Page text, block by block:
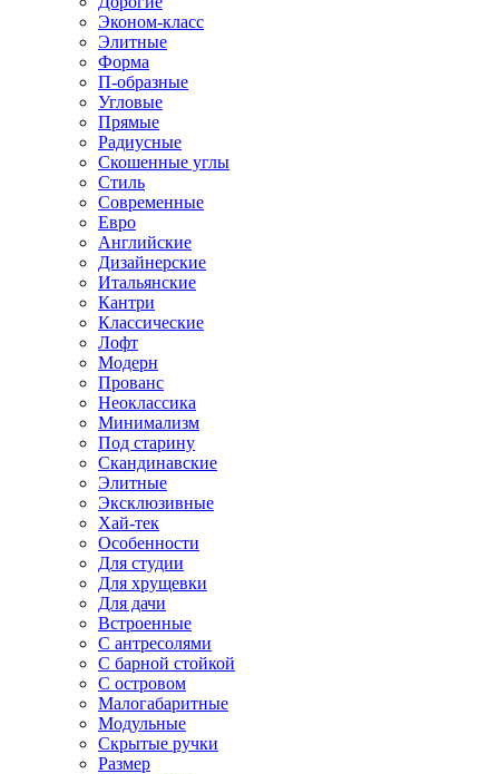
Эконом-класс
Элитные
Форма
П-образные
Угловые
Прямые
Радиусные
Скошенные углы
Стиль
Современные
Евро
Английские
Дизайнерские
Итальянские
Кантри
Классические
Лофт
Модерн
Прованс
Неоклассика
Минимализм
Под старину
Скандинавские
Элитные
Эксклюзивные
Хай-тек
Особенности
Для студии
Для хрущевки
Для дачи
Встроенные
С антресолями
С барной стойкой
С островом
Малогабаритные
Модульные
Скрытые ручки
Размер